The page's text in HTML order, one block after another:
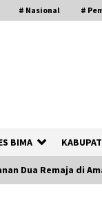
# Nasional #
BIMA
Dua Remaja di